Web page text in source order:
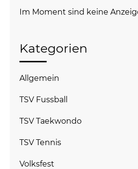
Im Moment sind keine
Kategorien
Allgemein
TSV Fussball
TSV Taekwondo
TSV Tennis
Volksfest